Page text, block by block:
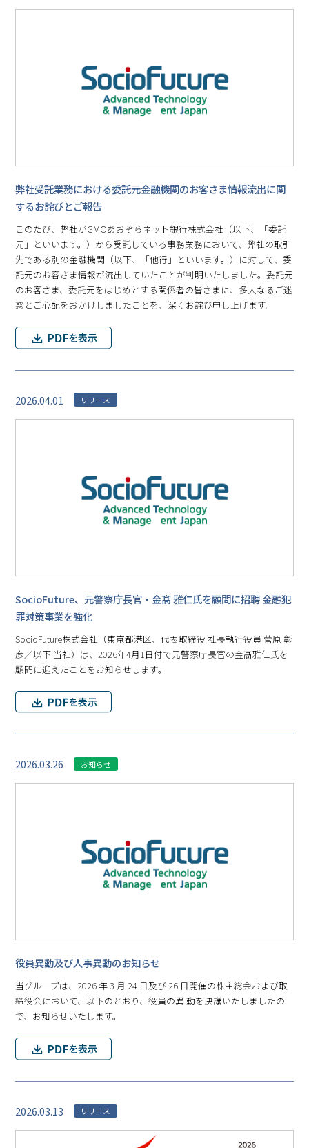
弊社受託業務における委託元金融機関のお客さま情報流出に関
するお詫びとご報告
このたび、弊社がGMOあおぞらネット銀行株式会社（以下、「委託
元」といいます。）から受託している事務業務において、弊社の取引
先である別の金融機関（以下、「他行」といいます。）に対して、委
託元のお客さま情報が流出していたことが判明いたしました。委託元
のお客さま、委託元をはじめとする関係者の皆さまに、多大なるご迷
惑とご心配をおかけしましたことを、深くお詫び申し上げます。
2026.04.01 リリース
SocioFuture、元警察庁長官・金髙 雅仁氏を顧問に招聘 金融犯
罪対策事業を強化
SocioFuture株式会社（東京都港区、代表取締役 社長執行役員 菅原 彰
彦／以下 当社）は、2026年4月1日付で元警察庁長官の金髙雅仁氏を
顧問に迎えたことをお知らせします。
2026.03.26 お知らせ
役員異動及び人事異動のお知らせ
当グループは、2026 年 3 月 24 日及び 26 日開催の株主総会および取
締役会において、以下のとおり、役員の異 動を決議いたしましたの
で、お知らせいたします。
2026.03.13 リリース